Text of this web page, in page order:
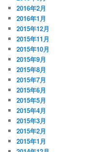
2016年2月
2016年1月
2015年12月
2015年11月
2015年10月
2015年9月
2015年8月
2015年7月
2015年6月
2015年5月
2015年4月
2015年3月
2015年2月
2015年1月